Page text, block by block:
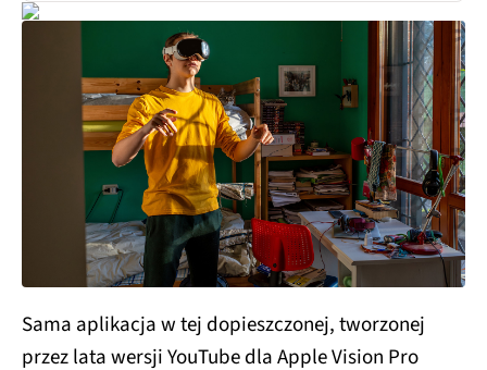
Sama aplikacja w tej dopieszczonej, tworzonej
przez lata wersji YouTube dla Apple Vision Pro